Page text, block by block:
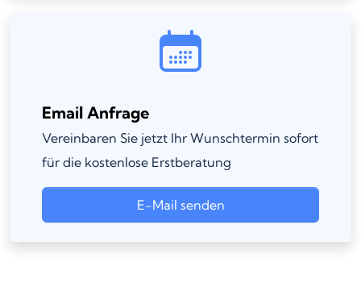
Email Anfrage
Vereinbaren Sie jetzt Ihr Wunschtermin sofort
für die kostenlose Erstberatung
E-Mail senden